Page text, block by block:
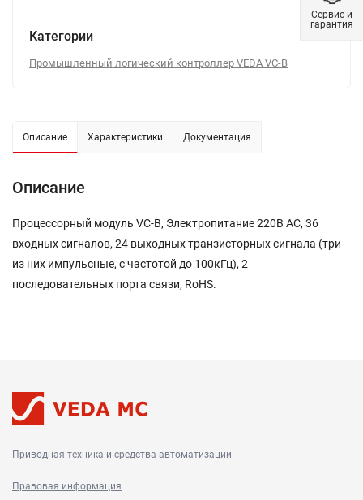
Категории
Промышленный логический контроллер VEDA VC-B
Описание Характеристики Документация
Описание
Процессорный модуль VC-B, Электропитание 220В AC, 36
входных сигналов, 24 выходных транзисторных сигнала (три
из них импульсные, с частотой до 100кГц), 2
последовательных порта связи, RoHS.
Приводная техника и средства автоматизации
Правовая информация
Сервис и
гарантия